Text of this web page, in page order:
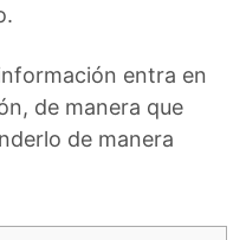
entra en
de manera que
de manera